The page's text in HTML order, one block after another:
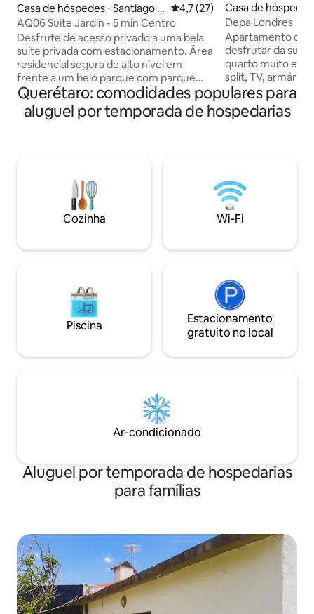
Casa de hóspedes ⋅ Santiago d
e Querétaro
4,7 de uma avaliação média
4,7 (27)
AQ06 Suite Jardin - 5 min Centro
Desfrute de acesso privado a uma bela
suíte privada com estacionamento. Área
residencial segura de alto nível em
frente a um belo parque com parque
infantil, pista de corrida e equipamentos
de fitness. A uma curta distância a pé do
"Los Arcos" e do centro histórico ou a 5
shopping, bancos e restaurantes. A área
do hóspede é totalmente
independente, por isso você está por
conta própria e a interação com os
Casa de
de Querétaro
Depa Londres
Apartamento
desfrutar da sua
quarto muito
split, TV, armário,
e um espelho de corpo
está equipada
elétrica, micro-
inclui: sabonete
sabonete
cabelo e ferro de
Querétaro: comodidades populares para
aluguel por temporada de hospedarias
Cozinha Wi-Fi
Piscina
Estacionamento
gratuito no local
Ar-condicionado
Aluguel por temporada de hospedarias
para famílias